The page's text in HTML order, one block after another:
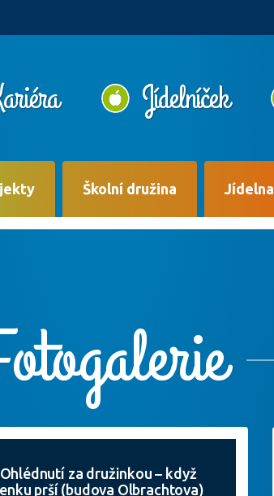
Jídelníček
Školní družina Jídelna
Ohlédnutí za družinkou – když
prší (budova Olbrachtova)